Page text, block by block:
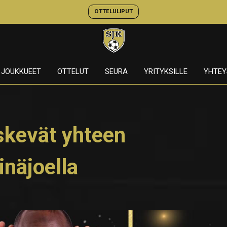
OTTELULIPUT
JOUKKUEET OTTELUT SEURA YRITYKSILLE
yhteen